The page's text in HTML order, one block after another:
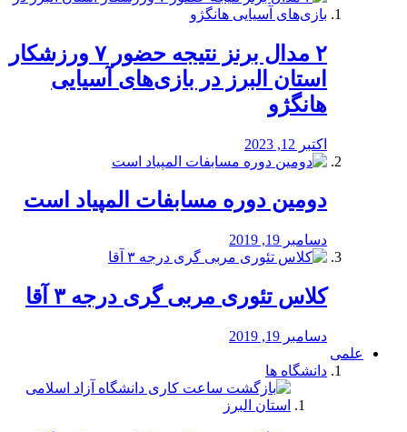
۲ مدال برنز نتیجه حضور ۷ ورزشکار
استان البرز در بازی‌های آسیایی
هانگژو
اکتبر 12, 2023
دومین دوره مسابفات المپیاد است
دسامبر 19, 2019
کلاس تئوری مربی گری درجه ۳ آقا
دسامبر 19, 2019
علمی
دانشگاه ها